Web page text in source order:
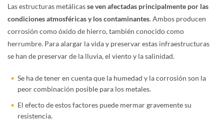
Las estructuras metálicasse ven afectadas principalmente por las
condiciones atmosféricas y los contaminantes. Ambos producen
corrosión como óxido de hierro, también conocido como
herrumbre. Para alargar la vida y preservar estas infraestructuras
se han de preservar de la lluvia, el viento y la salinidad.
Se ha de tener en cuenta que la humedad y la corrosión son la
peor combinación posible para los metales.
El efecto de estos factores puede mermar gravemente su
resistencia.